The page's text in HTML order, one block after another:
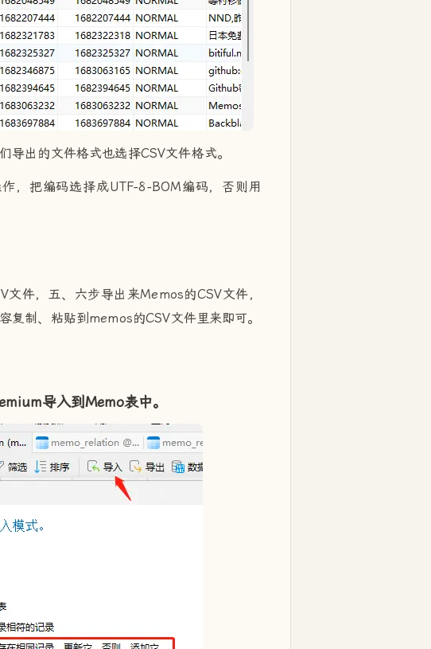
出的文件格式也选择CSV文件格式。
，把编码选择成UTF-8-BOM编码，否则用
件，五、六步导出来Memos的CSV文件，
制、粘贴到memos的CSV文件里来即可。
导入到Memo表中。